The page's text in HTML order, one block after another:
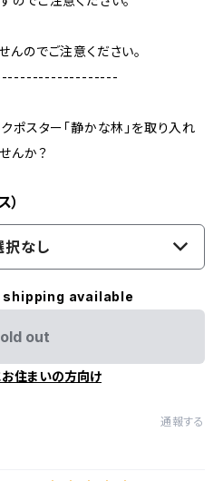
んのでご注意ください。
ポスター「静かな林」を取り入れ
んか？
択なし
available
out
住まいの方向け
通報する